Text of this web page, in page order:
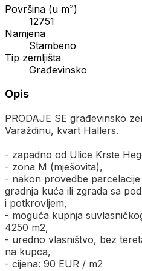
Površina (u m²)
12751
Namjena
Stambeno
Tip zemljišta
Građevinsko
Opis
PRODAJE SE građevinsko
Varaždinu, kvart Hallers.
- zapadno od Ulice Krste
- zona M (mješovita),
- nakon provedbe
gradnja kuća ili zgrada sa
i potkrovljem,
- moguća kupnja
4250 m2,
- uredno vlasništvo, bez
na kupca,
- cijena: 90 EUR / m2